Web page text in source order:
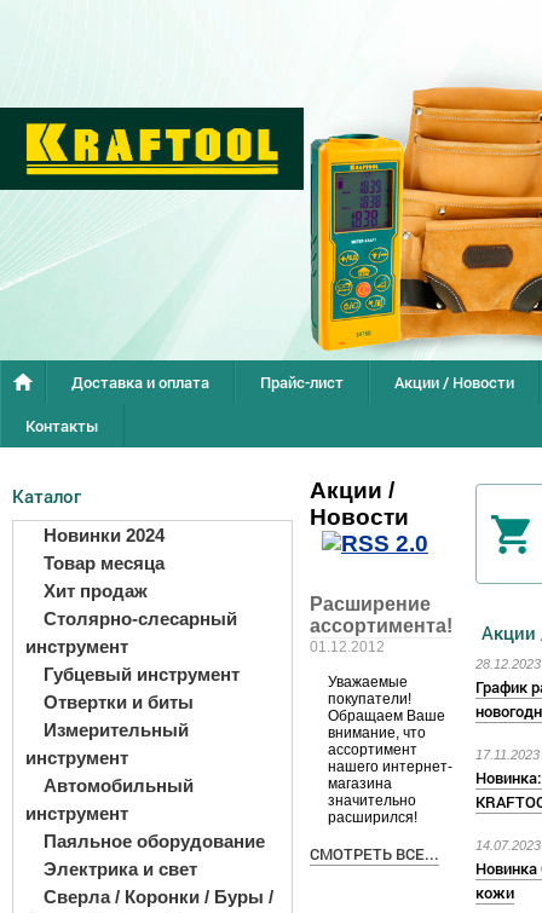
Доставка и оплата Прайс-лист
Акции / Новости
Контакты
Каталог
Новинки 2024
Товар месяца
Хит продаж
Столярно-слесарный
инструмент
Губцевый инструмент
Отвертки и биты
Измерительный
инструмент
Автомобильный
инструмент
Паяльное оборудование
Электрика и свет
Сверла / Коронки / Буры /
Акции /
Новости
Расширение
ассортимента!
01.12.2012
Уважаемые
покупатели!
Обращаем Ваше
внимание, что
ассортимент
нашего интернет-
магазина
значительно
расширился!
СМОТРЕТЬ ВСЕ...
Акции
График
Новинка
кожи